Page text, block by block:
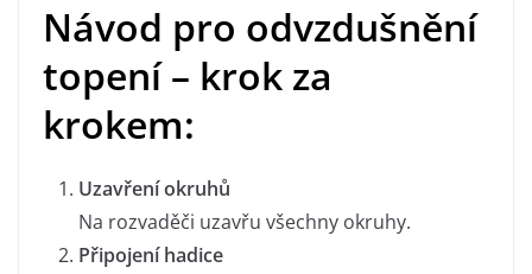
Návod pro odvzdušnění
topení – krok za
krokem:
Uzavření okruhů
Na rozvaděči uzavřu všechny okruhy.
Připojení hadice